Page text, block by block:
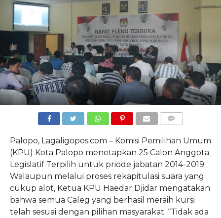
Palopo, Lagaligopos.com – Komisi Pemilihan Umum
(KPU) Kota Palopo menetapkan 25 Calon Anggota
Legislatif Terpilih untuk priode jabatan 2014-2019.
Walaupun melalui proses rekapitulasi suara yang
cukup alot, Ketua KPU Haedar Djidar mengatakan
bahwa semua Caleg yang berhasil meraih kursi
telah sesuai dengan pilihan masyarakat. “Tidak ada